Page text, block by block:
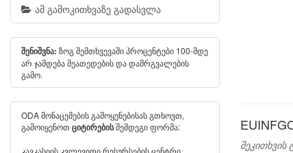
შეკითხვის
ამ გამოკითხვაზე გადასვლა
შენიშვნა: ზოგ შემთხვევაში პროცენტები 100-მდე
არ ჯამდება მეათედების და დამრგვალების
გამო.
ODA მონაცემების გამოყენებისას გთხოვთ,
გამოიყენოთ ციტირებისშემდეგი ფორმა:
კავკასიის კვლევითი რესურსების ცენტრი.